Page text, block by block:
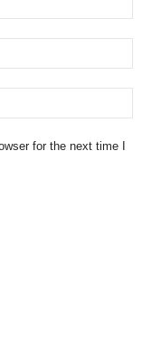
for the next time I